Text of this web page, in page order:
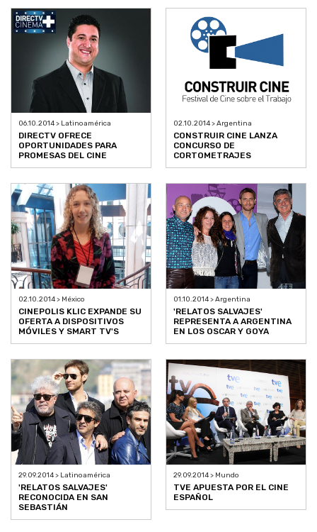
06.10.2014 > Latinoamérica
DIRECTV OFRECE
OPORTUNIDADES PARA
PROMESAS DEL CINE
02.10.2014 > Argentina
CONSTRUIR CINE LANZA
CONCURSO DE
CORTOMETRAJES
02.10.2014 > México
CINEPOLIS KLIC EXPANDE SU
OFERTA A DISPOSITIVOS
MÓVILES Y SMART TV'S
01.10.2014 > Argentina
'RELATOS SALVAJES'
REPRESENTA A ARGENTINA
EN LOS OSCAR Y GOYA
29.09.2014 > Latinoamérica
'RELATOS SALVAJES'
RECONOCIDA EN SAN
SEBASTIÁN
29.09.2014 > Mundo
TVE APUESTA POR EL CINE
ESPAÑOL